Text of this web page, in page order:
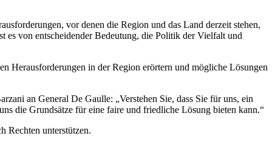
vor denen die Region und das Land derzeit stehen,
es von entscheidender Bedeutung, die Politik der Vielfalt und
Herausforderungen in der Region erörtern und mögliche Lösungen
an General De Gaulle: „Verstehen Sie, dass Sie für uns, ein
die Grundsätze für eine faire und friedliche Lösung bieten kann.“
Rechten unterstützen.